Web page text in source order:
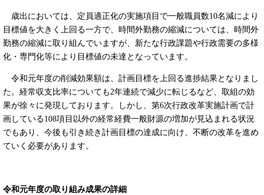
歳出においては、定員適正化の実施項目で一般職員数10名減により
目標値を大きく上回る一方で、時間外勤務の縮減については、時間外
勤務の縮減に取り組んでいますが、新たな行政課題や行政需要の多様
化・専門化等により目標値の未達となっています。
令和元年度の削減効果額は、計画目標を上回る進捗結果となりまし
た。経常収支比率についても2年連続で減少に転じるなど、取組の効
果が徐々に発現しております。しかし、第6次行政改革実施計画で計
画している108項目以外の経常経費一般財源の増加が見込まれる状況
でもあり、今後も引き続き計画目標の達成に向け、不断の改革を進め
ていく必要があります。
令和元年度の取り組み成果の詳細